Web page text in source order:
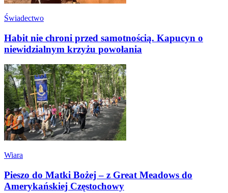
Świadectwo
Habit nie chroni przed samotnością. Kapucyn o
niewidzialnym krzyżu powołania
Wiara
Pieszo do Matki Bożej – z Great Meadows do
Amerykańskiej Częstochowy